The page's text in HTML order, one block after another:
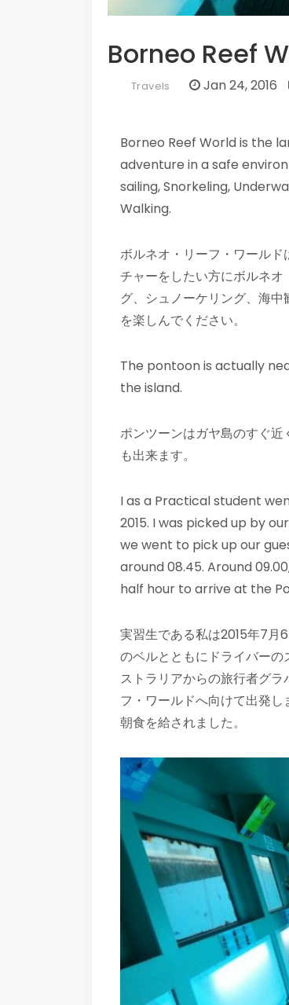
Borneo Reef
Travels Jan 24, 2016
Borneo Reef World is the
adventure in a safe
sailing, Snorkeling,
Walking.
ボルネオ・リーフ・ワール
チャーをしたい方にボルネ
グ、シュノーケリング、海
を楽しんでください。
The pontoon is actually
the island.
ポンツーンはガヤ島のすぐ
も出来ます。
I as a Practical student
2015. I was picked up by
we went to pick up our
around 08.45. Around
half hour to arrive at the
実習生である私は2015年7
のベルとともにドライバー
ストラリアからの旅行者グ
フ・ワールドへ向けて出発
朝食を給されました。